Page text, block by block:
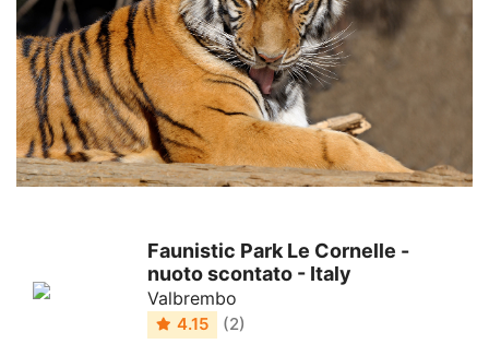
Faunistic Park Le Cornelle -
nuoto scontato - Italy
Valbrembo
4.15 (2)